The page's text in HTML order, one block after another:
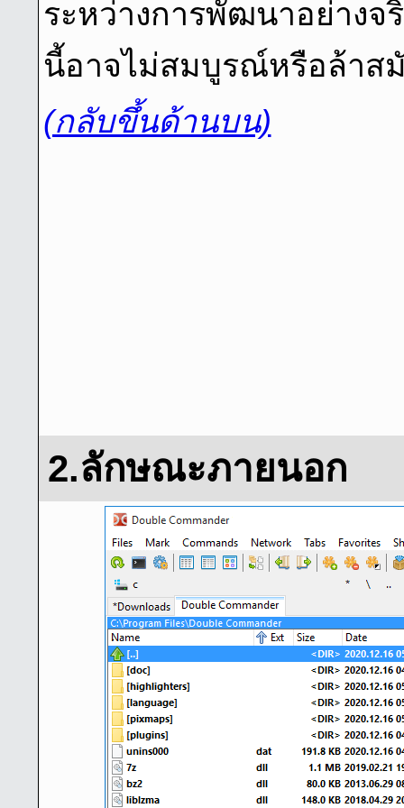
ระหว่างการพัฒนาอย่างจ
นี้อาจไม่สมบูรณ์หรือล้าส
(กลับขึ้นด้านบน)
2.ลักษณะภายนอก